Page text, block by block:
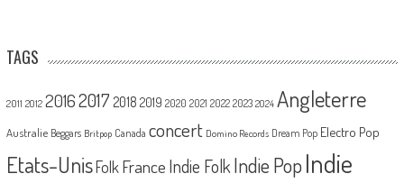
TAGS
2011 2012 20162017 2018 2019 2020 2021 2022 2023 2024 Angleterre
Australie Beggars Britpop Canada concert Domino Records Dream Pop Electro Pop
Etats-UnisFolk France Indie Folk Indie PopIndie